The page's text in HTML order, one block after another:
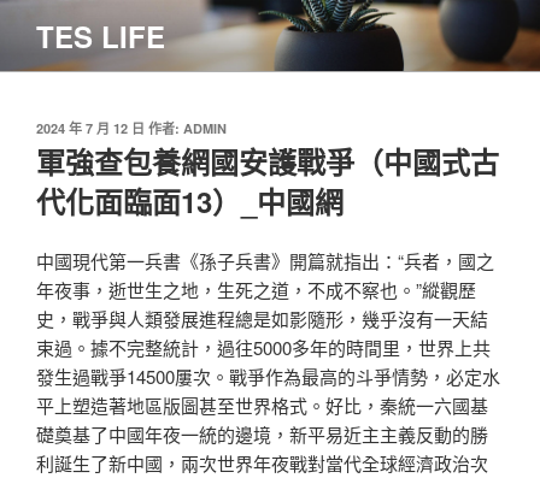
主
TES LIFE
發
佈
於
2024 年 7 月 12 日 作者: ADMIN
軍強查包養網國安護戰爭（中國式古
代化面臨面13）_中國網
中國現代第一兵書《孫子兵書》開篇就指出：“兵者，國之
年夜事，逝世生之地，生死之道，不成不察也。”縱觀歷
史，戰爭與人類發展進程總是如影隨形，幾乎沒有一天結
束過。據不完整統計，過往5000多年的時間里，世界上共
發生過戰爭14500屢次。戰爭作為最高的斗爭情勢，必定水
平上塑造著地區版圖甚至世界格式。好比，秦統一六國基
礎奠基了中國年夜一統的邊境，新平易近主主義反動的勝
利誕生了新中國，兩次世界年夜戰對當代全球經濟政治次